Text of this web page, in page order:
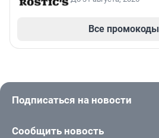
Все промокоды
Подписаться на новости
Сообщить новость